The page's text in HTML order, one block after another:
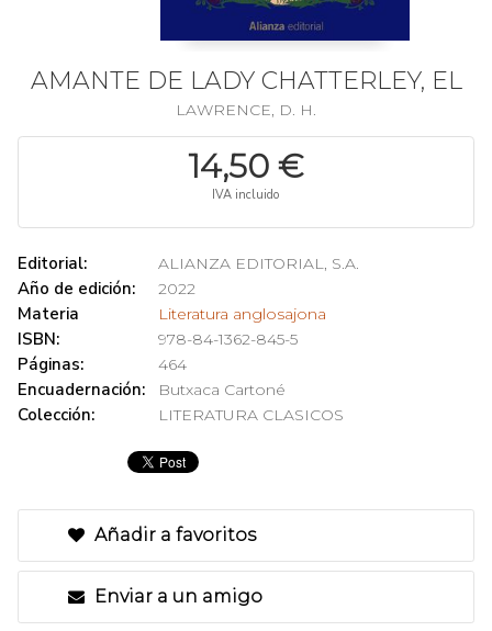
AMANTE DE LADY CHATTERLEY, EL
LAWRENCE, D. H.
14,50 €
IVA incluido
Editorial: ALIANZA EDITORIAL, S.A.
Año de edición: 2022
Materia Literatura anglosajona
ISBN: 978-84-1362-845-5
Páginas: 464
Encuadernación: Butxaca Cartoné
Colección: LITERATURA CLASICOS
Añadir a favoritos
Enviar a un amigo